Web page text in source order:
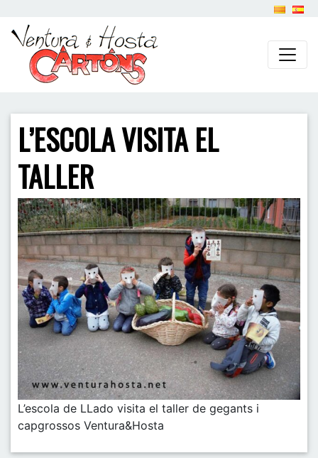
L’ESCOLA VISITA EL
TALLER
L’escola de LLado visita el taller de gegants i
capgrossos Ventura&Hosta